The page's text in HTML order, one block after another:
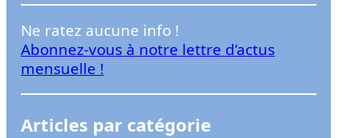
e
r
Ne ratez aucune info !
Abonnez-vous à notre lettre d’actus
mensuelle !
Articles par catégorie